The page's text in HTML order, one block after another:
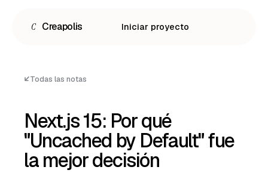
C Creapolis Iniciar proyecto
Todas las notas
Next.js 15: Por qué
"Uncached by Default" fue
la mejor decisión